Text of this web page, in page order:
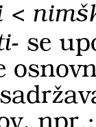
<
se